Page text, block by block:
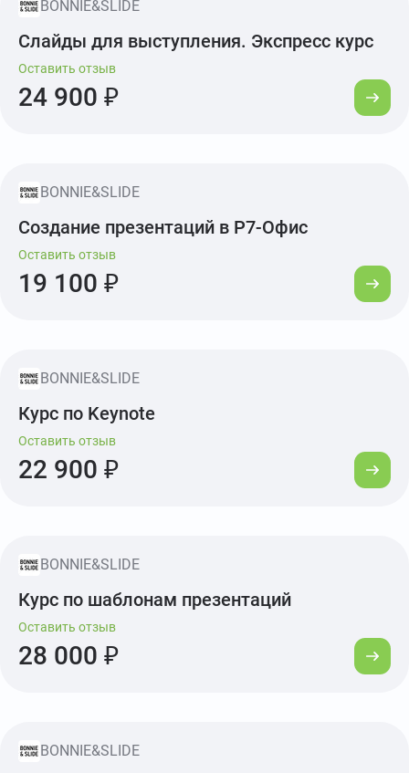
BONNIE&SLIDE
Слайды для выступления. Экспресс курс
Оставить отзыв
24 900 ₽
BONNIE&SLIDE
Создание презентаций в Р7-Офис
Оставить отзыв
19 100 ₽
BONNIE&SLIDE
Курс по Keynote
Оставить отзыв
22 900 ₽
BONNIE&SLIDE
Курс по шаблонам презентаций
Оставить отзыв
28 000 ₽
BONNIE&SLIDE